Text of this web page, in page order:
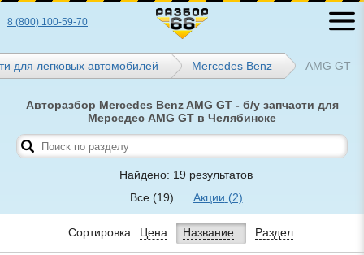
8 (800) 100-59-70
для легковых автомобилей Mercedes Benz AMG GT
Авторазбор Mercedes Benz AMG GT - б/у запчасти для
Мерседес AMG GT в Челябинске
Найдено: 19 результатов
Все (19) Акции (2)
Сортировка: Цена Название Раздел